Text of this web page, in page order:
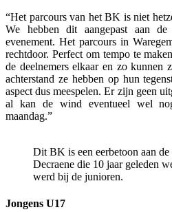
“Het parcours van het BK is niet
We hebben dit aangepast aan
evenement. Het parcours in
rechtdoor. Perfect om tempo te
de deelnemers elkaar en zo kunnen
achterstand ze hebben op hun
aspect dus meespelen. Er zijn geen
al kan de wind eventueel wel
maandag.”
Dit BK is een eerbetoon aan
Decraene die 10 jaar geleden
werd bij de junioren.
Jongens U17